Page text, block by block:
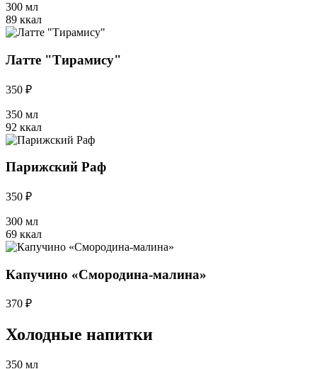
300 мл
89 ккал
Латте "Тирамису"
350 ₽
350 мл
92 ккал
Парижский Раф
350 ₽
300 мл
69 ккал
Капучино «Смородина-малина»
370 ₽
Холодные напитки
350 мл